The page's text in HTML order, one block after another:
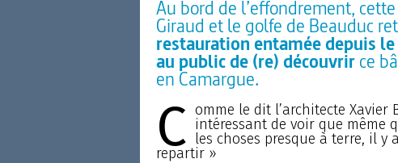
Au bord de l’effondrement,
Giraud et le golfe de Beauduc
restauration entamée depuis
au public de (re) découvrirce
en Camargue.
C omme le dit l’architecte Xavier
intéressant de voir que même
les choses presque à terre, il
repartir »